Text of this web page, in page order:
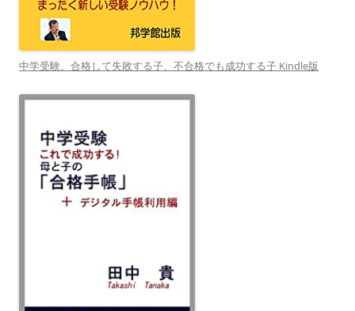
中学受験、合格して失敗する子、不合格でも成功する子 Kindle版